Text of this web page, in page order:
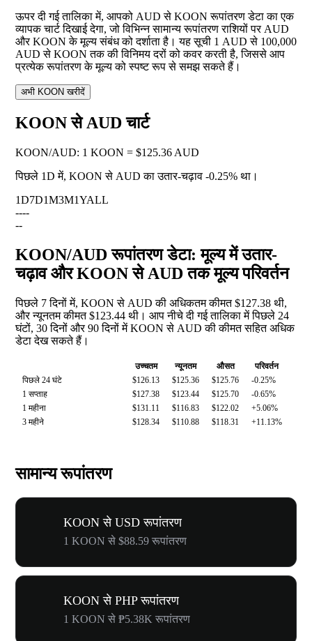
ऊपर दी गई तालिका में, आपको AUD से KOON रूपांतरण डेटा का एक
व्यापक चार्ट दिखाई देगा, जो विभिन्न सामान्य रूपांतरण राशियों पर AUD
और KOON के मूल्य संबंध को दर्शाता है। यह सूची 1 AUD से 100,000
AUD से KOON तक की विनिमय दरों को कवर करती है, जिससे आप
प्रत्येक रूपांतरण के मूल्य को स्पष्ट रूप से समझ सकते हैं।
अभी KOON खरीदें
KOON से AUD चार्ट
KOON/AUD: 1 KOON = $125.36 AUD
पिछले 1D में, KOON से AUD का उतार-चढ़ाव -0.25% था।
1D7D1M3M1YALL
----
--
KOON/AUD रूपांतरण डेटा: मूल्य में उतार-
चढ़ाव और KOON से AUD तक मूल्य परिवर्तन
पिछले 7 दिनों में, KOON से AUD की अधिकतम कीमत $127.38 थी,
और न्यूनतम कीमत $123.44 थी। आप नीचे दी गई तालिका में पिछले 24
घंटों, 30 दिनों और 90 दिनों में KOON से AUD की कीमत सहित अधिक
डेटा देख सकते हैं।
उच्चतम न्यूनतम औसत
परिवर्तन
पिछले 24 घंटे
$126.13 $125.36 $125.76
-0.25%
1 सप्ताह
$127.38 $123.44 $125.70
-0.65%
1 महीना
$131.11 $116.83 $122.02
+5.06%
3 महीने
$128.34 $110.88 $118.31 +11.13%
सामान्य रूपांतरण
KOON से USD रूपांतरण
1 KOON से $88.59 रूपांतरण
KOON से PHP रूपांतरण
1 KOON से ₱5.38K रूपांतरण